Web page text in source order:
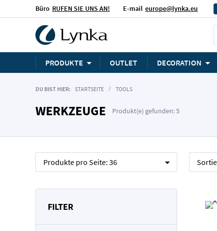
Büro RUFEN SIE UNS AN! E-mail europe@lynka.eu
PRODUKTE OUTLET DECORATION
DU BIST HIER: STARTSEITE TOOLS
WERKZEUGE Produkt(e) gefunden: 5
Produkte pro Seite: 36
FILTER